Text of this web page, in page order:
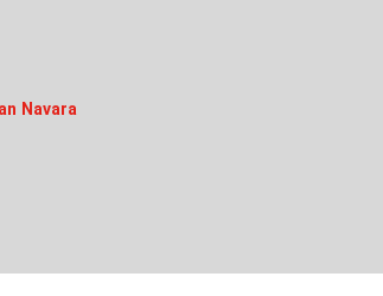
Navara